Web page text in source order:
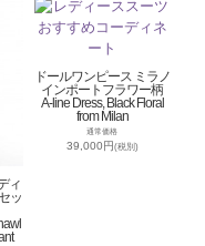
ィ
ッ
ドールワンピース ミラノ
インポートフラワー柄
A-line Dress, Black Floral
from Milan
通常価格
39,000円(税別)